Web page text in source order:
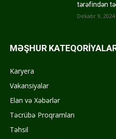
tərəfindən
Dekabr 9, 2024
MƏŞHUR
Karyera
Vakansiyalar
Elan və Xəbərlər
Təcrübə Proqramları
Təhsil